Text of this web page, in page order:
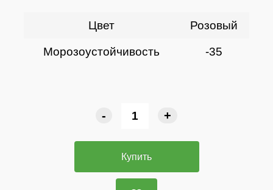
Цвет Розовый
Морозоустойчивость -35
- +
Купить